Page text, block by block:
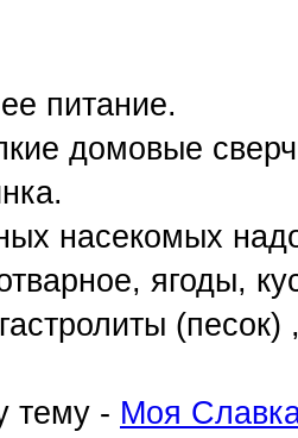
питание.
домовые
насекомых
ягоды,
тему - Моя